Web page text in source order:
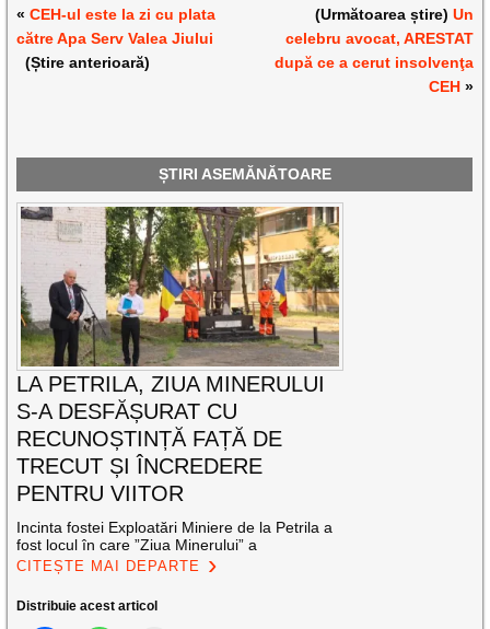
«CEH-ul este la zi cu plata
către Apa Serv Valea Jiului
(Știre anterioară)
(Următoarea știre) Un
celebru avocat, ARESTAT
după ce a cerut insolvenţa
CEH»
ȘTIRI ASEMĂNĂTOARE
LA PETRILA, ZIUA MINERULUI
S-A DESFĂȘURAT CU
RECUNOȘTINȚĂ FAȚĂ DE
TRECUT ȘI ÎNCREDERE
PENTRU VIITOR
Incinta fostei Exploatări Miniere de la Petrila a
fost locul în care ”Ziua Minerului” a
CITEȘTE MAI DEPARTE
Distribuie acest articol